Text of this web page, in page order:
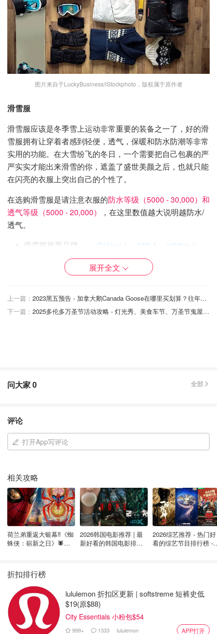
图片来自于LuckyBusiness/iStockphoto，版权属于原作者
滑雪服
滑雪服应该是冬季雪上运动非常重要的装备之一了，好的滑
雪服拥有让穿着者感到轻便，透气，保暖和防水防潮等非常
实用的功能。在大雪纷飞的冬日，一个需要把自己包裹的严
严实实才能出来滑雪的你，遮盖了盛世美颜之后，也就只能
在闪亮的衣服上突出自己的个性了。
在选购滑雪服是请注意衣服的防水等级（5000 - 30,000）和
透气等级（5000 - 20,000）
，在这里数值越大说明越防水/
透气。
滑雪服推荐品牌：
Oakley / 686 / adidas /
DC/
The North Face
速干衣作为滑雪衣物中的贴身层，主要的作用是吸湿排汗，
保暖锁温，让身体在运动时尽可能的处于一个干燥且温暖的
速干衣推荐品牌：
帽子
一款好的帽子除了对头部和耳朵进行保暖以外，防潮防水等
功能也是必不可少的，滑雪过程中雪花洒溅在头部的情况时
肯定不会开心。所以在购买帽子的时候要注意帽子是否带有
外部的防水层。
展开全文
上一篇：
2023黑五预告 - 加拿大鹅Canada Goose在哪里买划算？往年折扣力度参考！
下一篇：
2025多伦多万圣节活动攻略 - 灯光秀、美食车节、万圣节鬼屋、街区庆典应有尽有！
问大家0 全部
评论
打开App写评论
相关攻略
荷兰弟重返大银幕‼️《蜘
蛛侠：崭新之日》🕷️北
2026韩国电影推荐 | 最
新好看的韩国电影排行
2026综艺推荐 - 热门好
看的综艺节目排行榜 -
折扣排行榜
lululemon 折扣区更新 | softstreme 短裤史低
$19(原$88)
City Essentials 小粉包$54
999+ 1333 lululemon APP打开